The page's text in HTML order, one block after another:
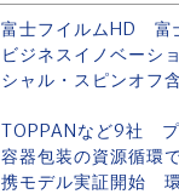
富士フイルムHD 富
ビジネスイノベーシ
シャル・スピンオフ
TOPPANなど9社 プ
容器包装の資源循環
携モデル実証開始